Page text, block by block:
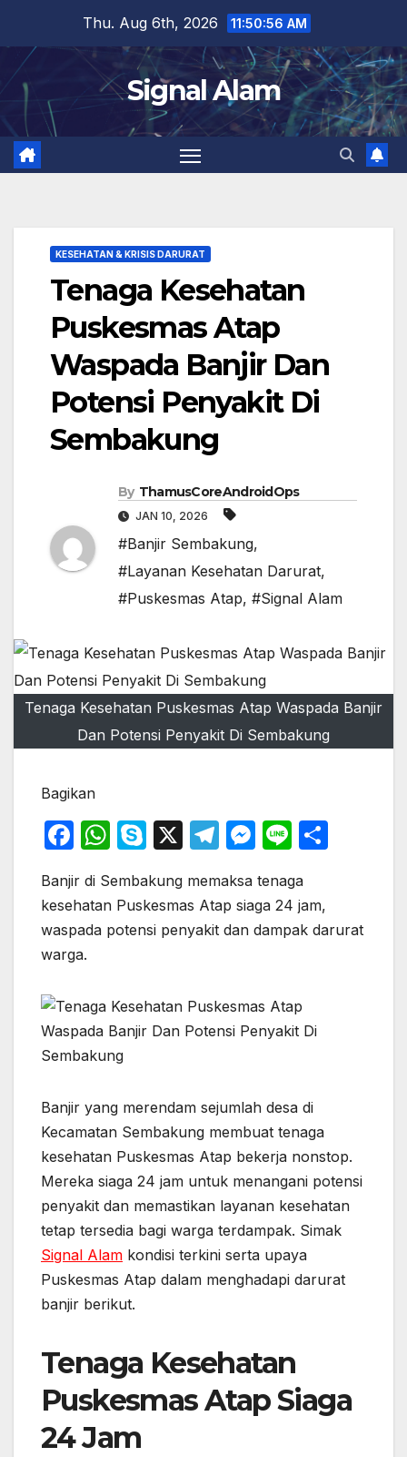
content
Thu. Aug 6th, 2026 11:50:57 AM
Signal Alam
KESEHATAN & KRISIS DARURAT
Tenaga Kesehatan
Puskesmas Atap
Waspada Banjir Dan
Potensi Penyakit Di
Sembakung
By ThamusCoreAndroidOps
JAN 10, 2026
#Banjir Sembakung,
#Layanan Kesehatan Darurat,
#Puskesmas Atap, #Signal Alam
Tenaga Kesehatan Puskesmas Atap Waspada Banjir
Dan Potensi Penyakit Di Sembakung
Bagikan
F
c
e
b
o
k
W
at
s
p
S
y
p
X
T
e
gr
M
s
s
g
er
Li
e
e
Banjir di Sembakung memaksa tenaga
kesehatan Puskesmas Atap siaga 24 jam,
waspada potensi penyakit dan dampak darurat
warga.
Banjir yang merendam sejumlah desa di
Kecamatan Sembakung membuat tenaga
kesehatan Puskesmas Atap bekerja nonstop.
Mereka siaga 24 jam untuk menangani potensi
penyakit dan memastikan layanan kesehatan
tetap tersedia bagi warga terdampak. Simak
Signal Alam kondisi terkini serta upaya
Puskesmas Atap dalam menghadapi darurat
banjir berikut.
Tenaga Kesehatan
Puskesmas Atap Siaga
24 Jam